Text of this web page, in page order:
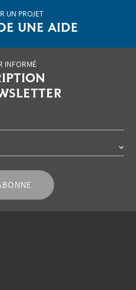
UN PROJET
UNE AIDE
INFORMÉ